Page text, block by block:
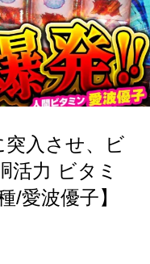
突入させ、ビ
活力 ビタミ
愛波優子】